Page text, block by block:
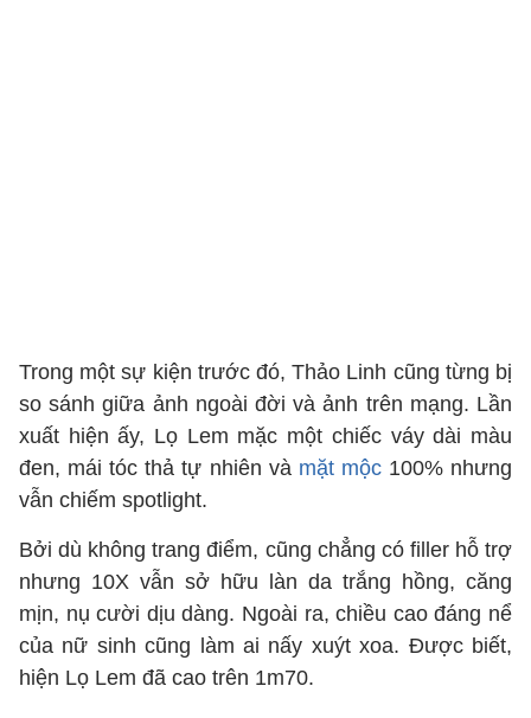
Trong một sự kiện trước đó, Thảo Linh cũng từng bị
so sánh giữa ảnh ngoài đời và ảnh trên mạng. Lần
xuất hiện ấy, Lọ Lem mặc một chiếc váy dài màu
đen, mái tóc thả tự nhiên và mặt mộc100% nhưng
vẫn chiếm spotlight.
Bởi dù không trang điểm, cũng chẳng có filler hỗ trợ
nhưng 10X vẫn sở hữu làn da trắng hồng, căng
mịn, nụ cười dịu dàng. Ngoài ra, chiều cao đáng nể
của nữ sinh cũng làm ai nấy xuýt xoa. Được biết,
hiện Lọ Lem đã cao trên 1m70.